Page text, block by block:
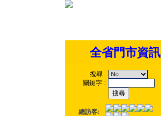
全省門市資訊
搜尋 :
關鍵字 :
總訪客: